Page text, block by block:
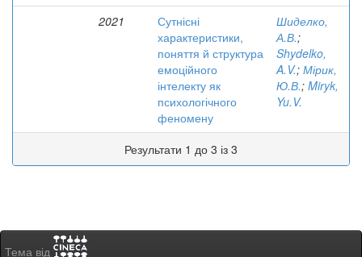
2021
Сутнісні
характеристики,
поняття й структура
емоційного
інтелекту як
психологічного
феномену
Шиделко,
А.В.;
Shydelko,
A.V.; Мірик,
Ю.В.; Miryk,
Yu.V.
Результати 1 до 3 із 3
Тема від